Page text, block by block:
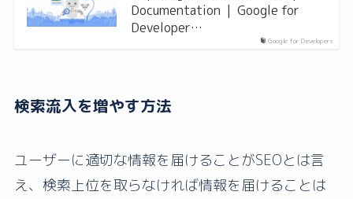
Google for Developers
Documentation | Google for
Developer…
検索流入を増やす方法
ユーザーに適切な情報を届けることがSEOとは言
え、検索上位を取らなければ情報を届けることは